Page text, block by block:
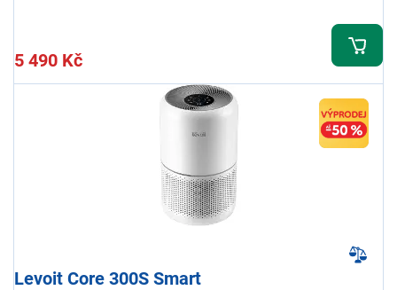
5 490 Kč
Levoit Core 300S Smart